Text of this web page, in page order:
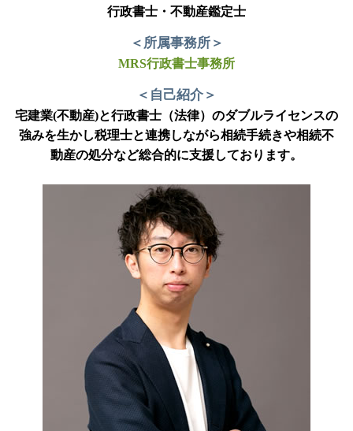
行政書士・不動産鑑定士
＜所属事務所＞
MRS行政書士事務所
＜自己紹介＞
宅建業(不動産)と行政書士（法律）のダブルライセンスの
強みを生かし税理士と連携しながら相続手続きや相続不
動産の処分など総合的に支援しております。